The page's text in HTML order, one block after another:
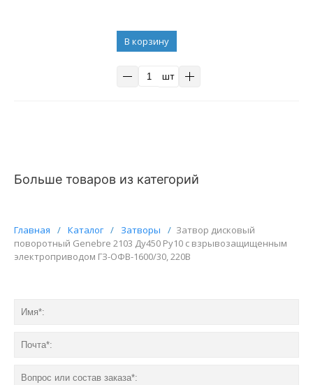
В корзину
шт
Больше товаров из категорий
Главная / Каталог / Затворы / Затвор дисковый
поворотный Genebre 2103 Ду450 Ру10 с взрывозащищенным
электроприводом ГЗ-ОФВ-1600/30, 220В